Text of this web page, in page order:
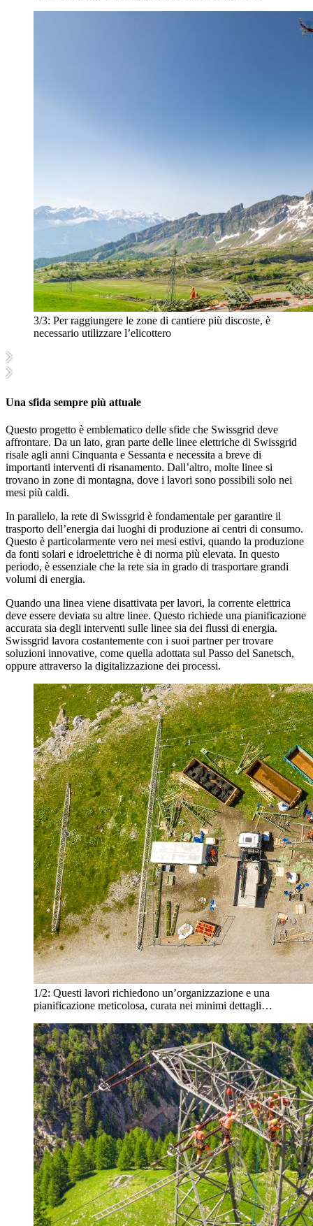
3/3: Per raggiungere le zone di cantiere più discoste, è
necessario utilizzare l’elicottero
Una sfida sempre più attuale
Questo progetto è emblematico delle sfide che Swissgrid deve
affrontare. Da un lato, gran parte delle linee elettriche di Swissgrid
risale agli anni Cinquanta e Sessanta e necessita a breve di
importanti interventi di risanamento. Dall’altro, molte linee si
trovano in zone di montagna, dove i lavori sono possibili solo nei
mesi più caldi.
In parallelo, la rete di Swissgrid è fondamentale per garantire il
trasporto dell’energia dai luoghi di produzione ai centri di consumo.
Questo è particolarmente vero nei mesi estivi, quando la produzione
da fonti solari e idroelettriche è di norma più elevata. In questo
periodo, è essenziale che la rete sia in grado di trasportare grandi
volumi di energia.
Quando una linea viene disattivata per lavori, la corrente elettrica
deve essere deviata su altre linee. Questo richiede una pianificazione
accurata sia degli interventi sulle linee sia dei flussi di energia.
Swissgrid lavora costantemente con i suoi partner per trovare
soluzioni innovative, come quella adottata sul Passo del Sanetsch,
oppure attraverso la digitalizzazione dei processi.
1/2: Questi lavori richiedono un’organizzazione e una
pianificazione meticolosa, curata nei minimi dettagli…